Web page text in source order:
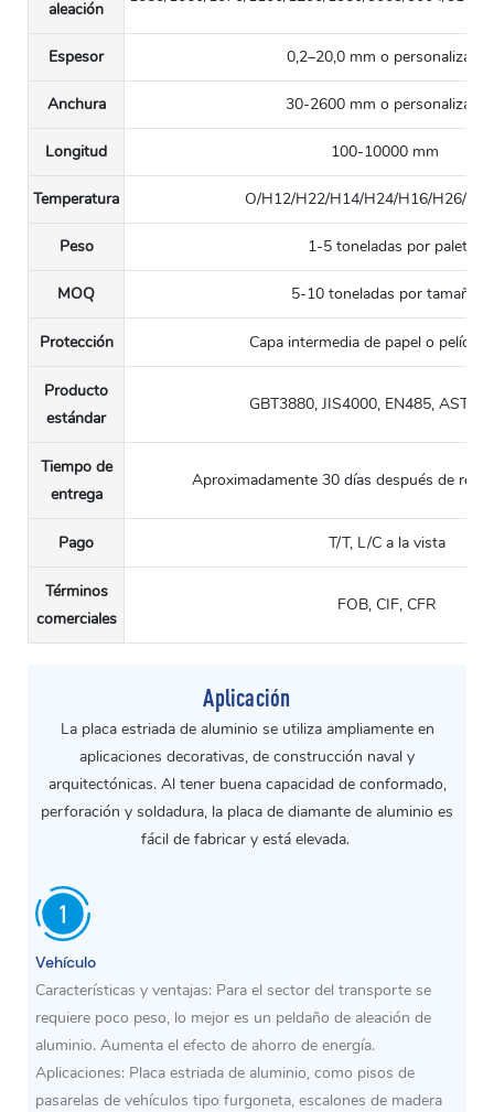
aleación
Espesor 0,2–20,0 mm o personalizado
Anchura 30-2600 mm o personalizado
Longitud 100-10000 mm
Temperatura O/H12/H22/H14/H24/H16/H26/
Peso 1-5 toneladas por palet
MOQ 5-10 toneladas por tamaño
Protección Capa intermedia de papel o película
Producto
estándar
GBT3880, JIS4000, EN485, ASTM-
Tiempo de
entrega
Aproximadamente 30 días después de
Pago T/T, L/C a la vista
Términos
comerciales
FOB, CIF, CFR
Aplicación
La placa estriada de aluminio se utiliza ampliamente en
aplicaciones decorativas, de construcción naval y
arquitectónicas. Al tener buena capacidad de conformado,
perforación y soldadura, la placa de diamante de aluminio es
fácil de fabricar y está elevada.
Vehículo
Características y ventajas: Para el sector del transporte se
requiere poco peso, lo mejor es un peldaño de aleación de
aluminio. Aumenta el efecto de ahorro de energía.
Aplicaciones: Placa estriada de aluminio, como pisos de
pasarelas de vehículos tipo furgoneta, escalones de madera